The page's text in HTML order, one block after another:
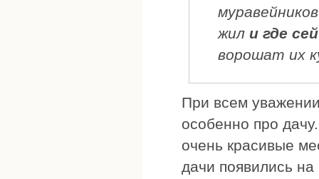
жил и где
ворошат их
При всем
особенно про
очень красивые
дачи появились